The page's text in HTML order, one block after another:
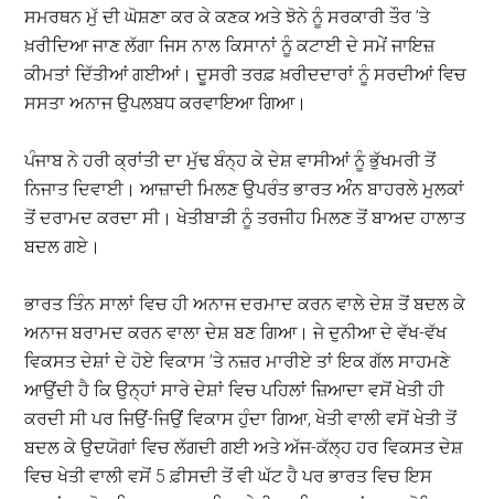
ਸਮਰਥਨ ਮੁੱ ਦੀ ਘੋਸ਼ਣਾ ਕਰ ਕੇ ਕਣਕ ਅਤੇ ਝੋਨੇ ਨੂੰ ਸਰਕਾਰੀ ਤੌਰ ’ਤੇ
ਖ਼ਰੀਦਿਆ ਜਾਣ ਲੱਗਾ ਜਿਸ ਨਾਲ ਕਿਸਾਨਾਂ ਨੂੰ ਕਟਾਈ ਦੇ ਸਮੇਂ ਜਾਇਜ਼
ਕੀਮਤਾਂ ਦਿੱਤੀਆਂ ਗਈਆਂ। ਦੂਸਰੀ ਤਰਫ਼ ਖ਼ਰੀਦਦਾਰਾਂ ਨੂੰ ਸਰਦੀਆਂ ਵਿਚ
ਸਸਤਾ ਅਨਾਜ ਉਪਲਬਧ ਕਰਵਾਇਆ ਗਿਆ।
ਪੰਜਾਬ ਨੇ ਹਰੀ ਕ੍ਰਾਂਤੀ ਦਾ ਮੁੱਢ ਬੰਨ੍ਹ ਕੇ ਦੇਸ਼ ਵਾਸੀਆਂ ਨੂੰ ਭੁੱਖਮਰੀ ਤੋਂ
ਨਿਜਾਤ ਦਿਵਾਈ। ਆਜ਼ਾਦੀ ਮਿਲਣ ਉਪਰੰਤ ਭਾਰਤ ਅੰੰਨ ਬਾਹਰਲੇ ਮੁਲਕਾਂ
ਤੋਂ ਦਰਾਮਦ ਕਰਦਾ ਸੀ। ਖੇਤੀਬਾੜੀ ਨੂੰ ਤਰਜੀਹ ਮਿਲਣ ਤੋਂ ਬਾਅਦ ਹਾਲਾਤ
ਬਦਲ ਗਏ।
ਭਾਰਤ ਤਿੰਨ ਸਾਲਾਂ ਵਿਚ ਹੀ ਅਨਾਜ ਦਰਮਾਦ ਕਰਨ ਵਾਲੇ ਦੇਸ਼ ਤੋਂ ਬਦਲ ਕੇ
ਅਨਾਜ ਬਰਾਮਦ ਕਰਨ ਵਾਲਾ ਦੇਸ਼ ਬਣ ਗਿਆ। ਜੇ ਦੁਨੀਆ ਦੇ ਵੱਖ-ਵੱਖ
ਵਿਕਸਤ ਦੇਸ਼ਾਂ ਦੇ ਹੋਏ ਵਿਕਾਸ ’ਤੇ ਨਜ਼ਰ ਮਾਰੀਏ ਤਾਂ ਇਕ ਗੱਲ ਸਾਹਮਣੇ
ਆਉਂਦੀ ਹੈ ਕਿ ਉਨ੍ਹਾਂ ਸਾਰੇ ਦੇਸ਼ਾਂ ਵਿਚ ਪਹਿਲਾਂ ਜ਼ਿਆਦਾ ਵਸੋਂ ਖੇਤੀ ਹੀ
ਕਰਦੀ ਸੀ ਪਰ ਜਿਉਂ-ਜਿਉਂ ਵਿਕਾਸ ਹੁੰਦਾ ਗਿਆ, ਖੇਤੀ ਵਾਲੀ ਵਸੋਂ ਖੇਤੀ ਤੋਂ
ਬਦਲ ਕੇ ਉਦਯੋਗਾਂ ਵਿਚ ਲੱਗਦੀ ਗਈ ਅਤੇ ਅੱਜ-ਕੱਲ੍ਹ ਹਰ ਵਿਕਸਤ ਦੇਸ਼
ਵਿਚ ਖੇਤੀ ਵਾਲੀ ਵਸੋਂ 5 ਫ਼ੀਸਦੀ ਤੋਂ ਵੀ ਘੱਟ ਹੈ ਪਰ ਭਾਰਤ ਵਿਚ ਇਸ